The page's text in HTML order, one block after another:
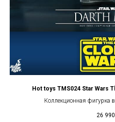
Hot toys TMS024 Star Wars
Коллекционная фигурка
26 990